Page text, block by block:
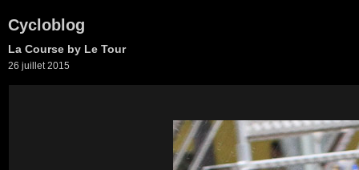
Cycloblog
La Course by Le Tour
26 juillet 2015